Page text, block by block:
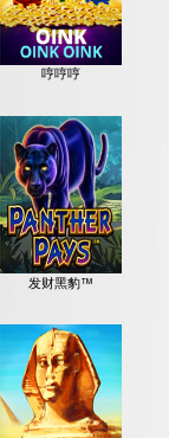
哼哼哼
发财黑豹™